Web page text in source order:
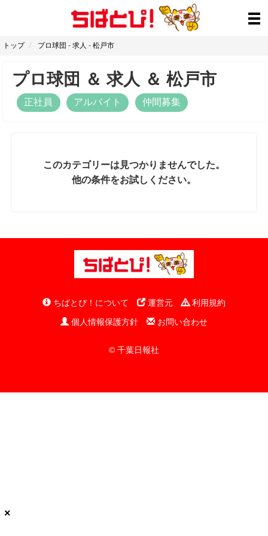
トップ プロ球団 - 求人 - 松戸市
プロ球団 ＆求人 ＆ 松戸市
正社員 アルバイト 仲間募集
このカテゴリーは見つかりませんでした。
他の条件をお試しください。
ちばとぴ！について 運営元
利用規約
個人情報保護方針
お問い合わせ
© 千葉日報社
×